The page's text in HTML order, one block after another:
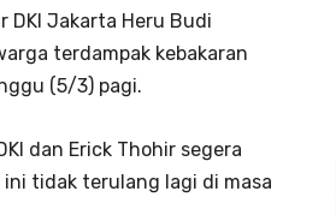
DKI Jakarta Heru Budi
terdampak kebakaran
(5/3) pagi.
dan Erick Thohir segera
tidak terulang lagi di masa